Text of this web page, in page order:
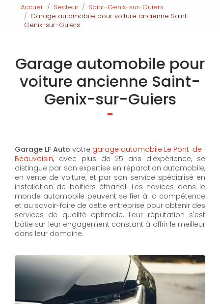
Accueil Secteur
Saint-Genix-sur-Guiers
Garage automobile pour voiture ancienne Saint-
Genix-sur-Guiers
Garage automobile pour
voiture ancienne Saint-
Genix-sur-Guiers
Garage LF Auto votre garage automobile Le Pont-de-
Beauvoisin, avec plus de 25 ans d'expérience, se
distingue par son expertise en réparation automobile,
en vente de voiture, et par son service spécialisé en
installation de boitiers éthanol. Les novices dans le
monde automobile peuvent se fier à la compétence
et au savoir-faire de cette entreprise pour obtenir des
services de qualité optimale. Leur réputation s'est
bâtie sur leur engagement constant à offrir le meilleur
dans leur domaine.